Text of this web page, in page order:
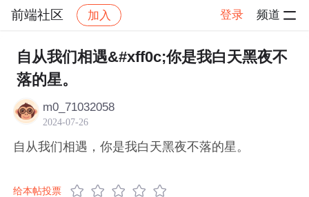
前端社区 加入 登录 频道
社区 前端社区 感慨 帖子详情
自从我们相遇&#xff0c;你是我白天黑夜不
落的星。
m0_71032058
2024-07-26
自从我们相遇，你是我白天黑夜不落的星。
给本帖投票